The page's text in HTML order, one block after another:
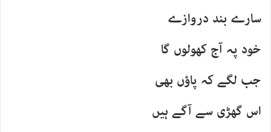
سارے بند دروازے
خود پہ آج کھولوں گا
جب لگے کہ پاؤں بھی
اس گھڑی سے آگے ہیں